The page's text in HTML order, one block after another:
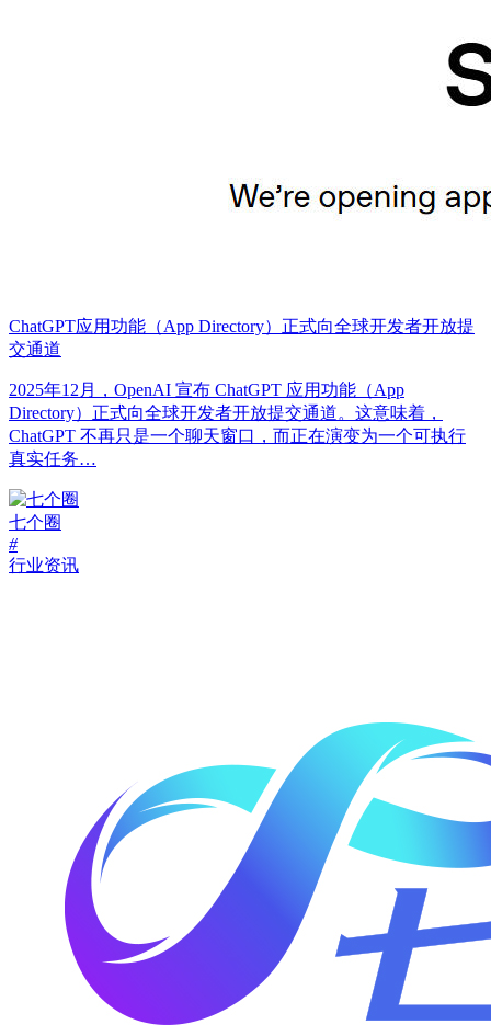
ChatGPT应用功能（App Directory）正式向全球开发者开放提
交通道
2025年12月，OpenAI 宣布 ChatGPT 应用功能（App
Directory）正式向全球开发者开放提交通道。这意味着，
ChatGPT 不再只是一个聊天窗口，而正在演变为一个可执行
真实任务…
七个圈
#
行业资讯